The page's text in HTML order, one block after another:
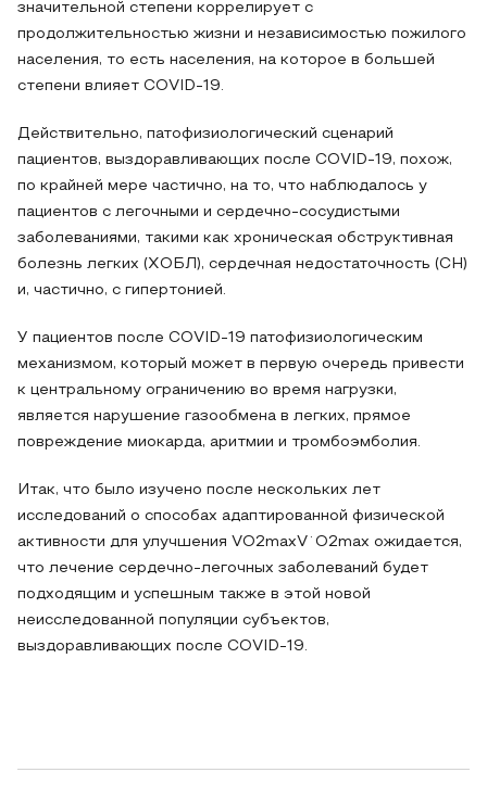
значительной степени коррелирует с
продолжительностью жизни и независимостью пожилого
населения, то есть населения, на которое в большей
степени влияет COVID-19.
Действительно, патофизиологический сценарий
пациентов, выздоравливающих после COVID-19, похож,
по крайней мере частично, на то, что наблюдалось у
пациентов с легочными и сердечно-сосудистыми
заболеваниями, такими как хроническая обструктивная
болезнь легких (ХОБЛ), сердечная недостаточность (СН)
и, частично, с гипертонией.
У пациентов после COVID-19 патофизиологическим
механизмом, который может в первую очередь привести
к центральному ограничению во время нагрузки,
является нарушение газообмена в легких, прямое
повреждение миокарда, аритмии и тромбоэмболия.
Итак, что было изучено после нескольких лет
исследований о способах адаптированной физической
активности для улучшения VO2maxV˙O2max ожидается,
что лечение сердечно-легочных заболеваний будет
подходящим и успешным также в этой новой
неисследованной популяции субъектов,
выздоравливающих после COVID-19.